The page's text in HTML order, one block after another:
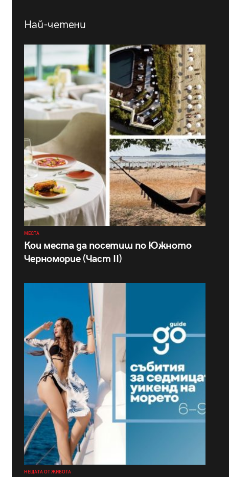
Най-четени
МЕСТА
Кои места да посетиш по Южното
Черноморие (Част II)
НЕЩАТА ОТ ЖИВОТА